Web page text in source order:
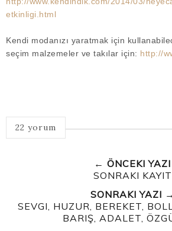
etkinligi.html
Kendi modanızı yaratmak için
seçim malzemeler ve takılar için: http://
22 yorum
← ÖNCEKI YAZI
SONRAKI KAYIT
SONRAKI YAZI →
SEVGI, HUZUR, BEREKET,
BARIŞ, ADALET,